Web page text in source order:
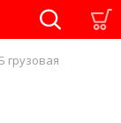
грузовая